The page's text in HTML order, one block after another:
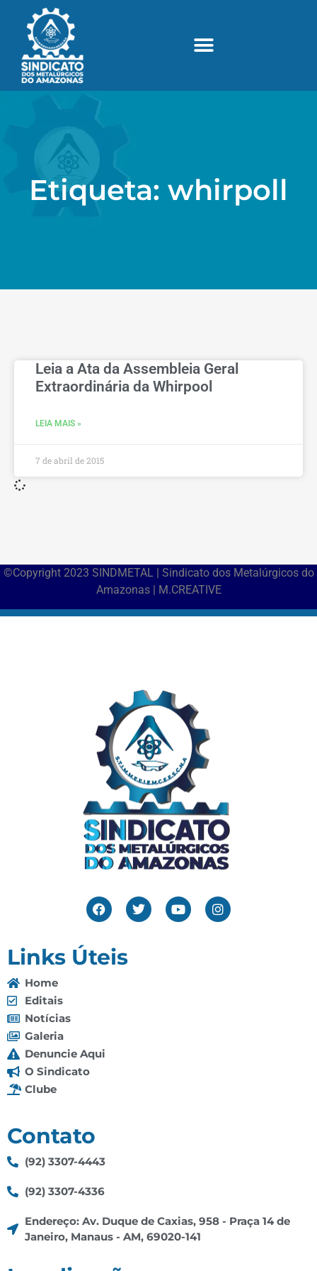
Etiqueta: whirpoll
Leia a Ata da Assembleia Geral
Extraordinária da Whirpool
LEIA MAIS »
7 de abril de 2015
©Copyright 2023 SINDMETAL | Sindicato dos Metalúrgicos do
Amazonas | M.CREATIVE
Links Úteis
Home
Editais
Notícias
Galeria
Denuncie Aqui
O Sindicato
Clube
Contato
(92) 3307-4443
(92) 3307-4336
Endereço: Av. Duque de Caxias, 958 - Praça 14 de
Janeiro, Manaus - AM, 69020-141